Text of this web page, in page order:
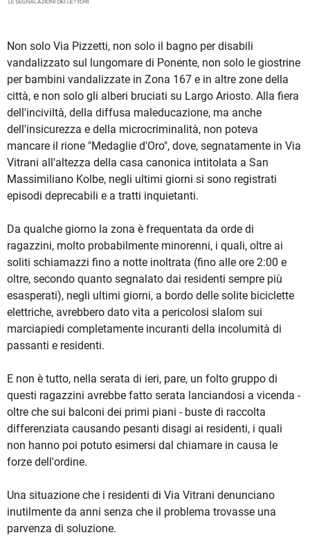
Non solo Via Pizzetti, non solo il bagno per disabili
vandalizzato sul lungomare di Ponente, non solo le giostrine
per bambini vandalizzate in Zona 167 e in altre zone della
città, e non solo gli alberi bruciati su Largo Ariosto. Alla fiera
dell'inciviltà, della diffusa maleducazione, ma anche
dell'insicurezza e della microcriminalità, non poteva
mancare il rione "Medaglie d'Oro", dove, segnatamente in Via
Vitrani all'altezza della casa canonica intitolata a San
Massimiliano Kolbe, negli ultimi giorni si sono registrati
episodi deprecabili e a tratti inquietanti.
Da qualche giorno la zona è frequentata da orde di
ragazzini, molto probabilmente minorenni, i quali, oltre ai
soliti schiamazzi fino a notte inoltrata (fino alle ore 2:00 e
oltre, secondo quanto segnalato dai residenti sempre più
esasperati), negli ultimi giorni, a bordo delle solite biciclette
elettriche, avrebbero dato vita a pericolosi slalom sui
marciapiedi completamente incuranti della incolumità di
passanti e residenti.
E non è tutto, nella serata di ieri, pare, un folto gruppo di
questi ragazzini avrebbe fatto serata lanciandosi a vicenda -
oltre che sui balconi dei primi piani - buste di raccolta
differenziata causando pesanti disagi ai residenti, i quali
non hanno poi potuto esimersi dal chiamare in causa le
forze dell'ordine.
Una situazione che i residenti di Via Vitrani denunciano
inutilmente da anni senza che il problema trovasse una
parvenza di soluzione.